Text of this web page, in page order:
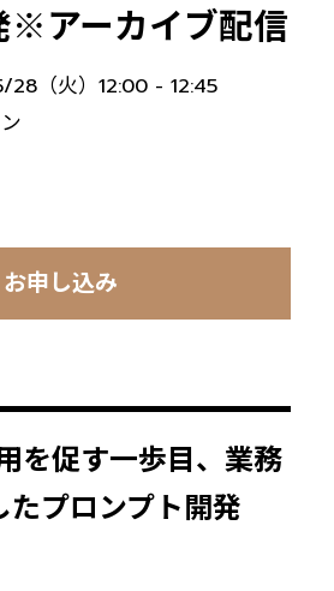
※アーカイブ配信
（火）12:00 - 12:45
お申し込み
を促す一歩目、業務
たプロンプト開発